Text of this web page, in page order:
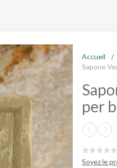
Accueil /
Sapone
per
Soyez le